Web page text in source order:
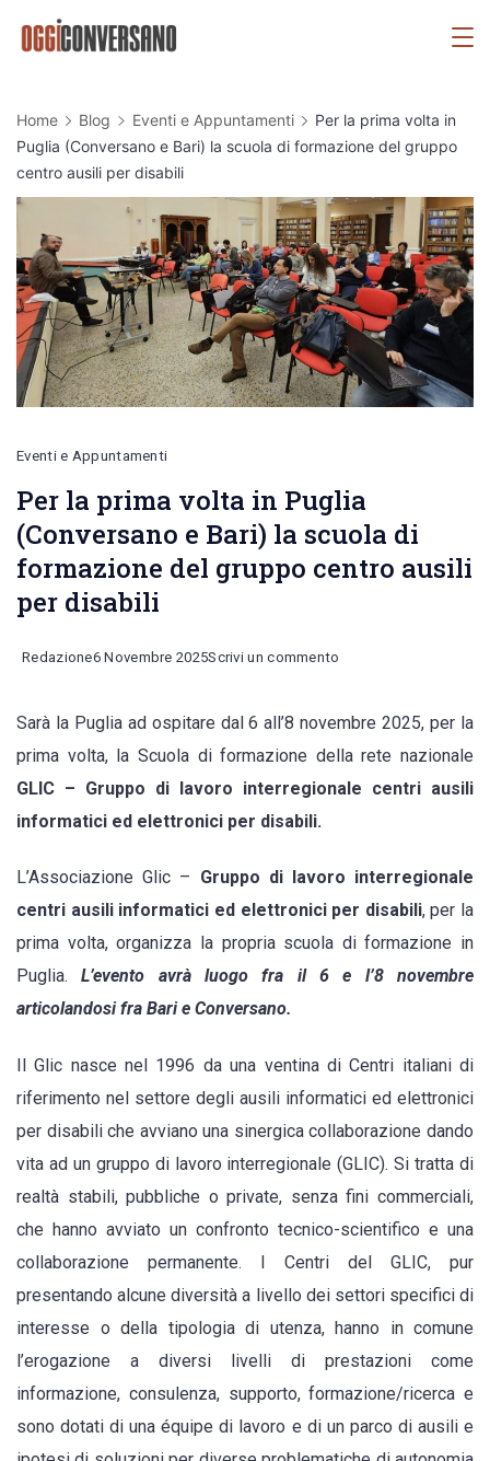
Home Blog Eventi e Appuntamenti
Per la prima volta in
Puglia (Conversano e Bari) la scuola di formazione del gruppo
centro ausili per disabili
Eventi e Appuntamenti
Per la prima volta in Puglia
(Conversano e Bari) la scuola di
formazione del gruppo centro ausili
per disabili
Redazione6 Novembre 2025Scrivi un commento
la
prima
volta
(Conversano
e
Bari)
la
Sarà la Puglia ad ospitare dal 6 all’8 novembre 2025, per la
prima volta, la Scuola di formazione della rete nazionale
GLIC – Gruppo di lavoro interregionale centri ausili
informatici ed elettronici per disabili.
L’Associazione Glic – Gruppo di lavoro interregionale
centri ausili informatici ed elettronici per disabili, per la
prima volta, organizza la propria scuola di formazione in
Puglia.L’evento avrà luogo fra il 6 e l’8 novembre
articolandosi fra Bari e Conversano.
Il Glic nasce nel 1996 da una ventina di Centri italiani di
riferimento nel settore degli ausili informatici ed elettronici
per disabili che avviano una sinergica collaborazione dando
vita ad un gruppo di lavoro interregionale (GLIC). Si tratta di
realtà stabili, pubbliche o private, senza fini commerciali,
che hanno avviato un confronto tecnico-scientifico e una
collaborazione permanente. I Centri del GLIC, pur
presentando alcune diversità a livello dei settori specifici di
interesse o della tipologia di utenza, hanno in comune
l’erogazione a diversi livelli di prestazioni come
informazione, consulenza, supporto, formazione/ricerca e
sono dotati di una équipe di lavoro e di un parco di ausili e